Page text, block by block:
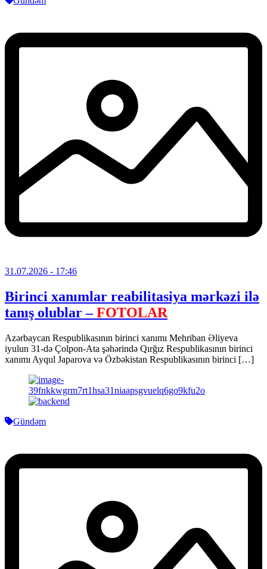
31.07.2026 - 17:46
Birinci xanımlar reabilitasiya mərkəzi ilə
tanış olublar –FOTOLAR
Azərbaycan Respublikasının birinci xanımı Mehriban Əliyeva
iyulun 31-də Çolpon-Ata şəhərində Qırğız Respublikasının birinci
xanımı Ayqul Japarova və Özbəkistan Respublikasının birinci […]
Gündəm